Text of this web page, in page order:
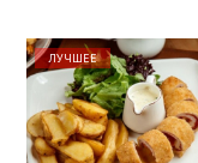
ЛУЧШЕЕ